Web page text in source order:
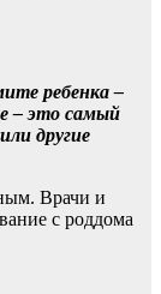
ребенка –
– это самый
другие
Врачи и
с роддома